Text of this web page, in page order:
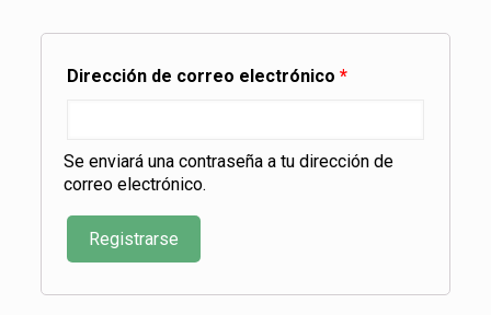
Dirección de correo electrónico *
Se enviará una contraseña a tu dirección de
correo electrónico.
Registrarse